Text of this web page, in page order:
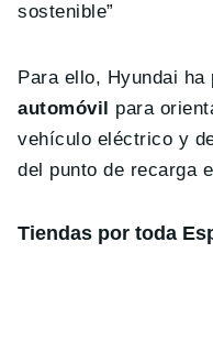
sostenible”
Para ello, Hyundai ha
automóvil
para
vehículo eléctrico y
del punto de recarga
Tiendas por toda